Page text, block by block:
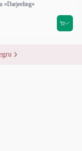
«Darjeeling»